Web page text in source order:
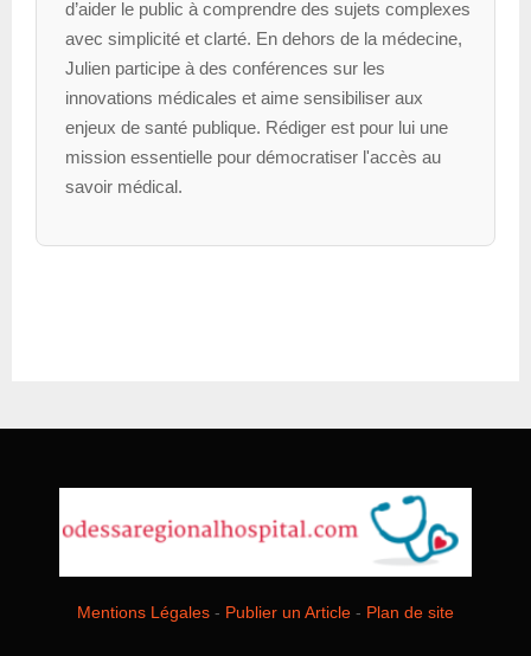
d’aider le public à comprendre des sujets complexes
avec simplicité et clarté. En dehors de la médecine,
Julien participe à des conférences sur les
innovations médicales et aime sensibiliser aux
enjeux de santé publique. Rédiger est pour lui une
mission essentielle pour démocratiser l'accès au
savoir médical.
Mentions Légales - Publier un Article - Plan de site